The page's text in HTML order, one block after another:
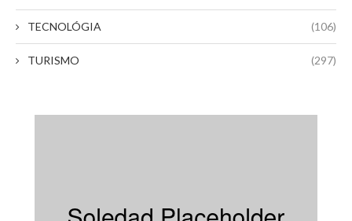
TECNOLÓGIA (106)
TURISMO (297)